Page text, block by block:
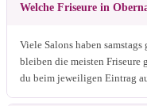
Welche Friseure in
Viele Salons haben
bleiben die meisten Friseure
du beim jeweiligen Eintrag